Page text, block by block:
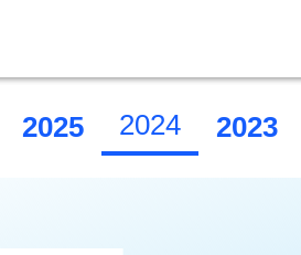
2025 2024 2023